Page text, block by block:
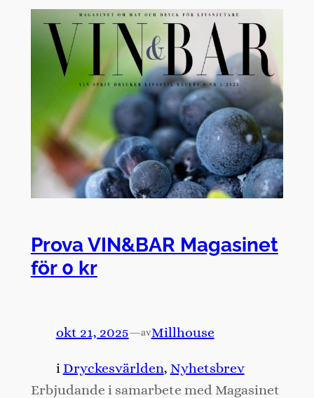
Prova VIN&BAR Magasinet
för 0 kr
okt 21, 2025—avMillhouse
i Dryckesvärlden, Nyhetsbrev
Erbjudande i samarbete med Magasinet